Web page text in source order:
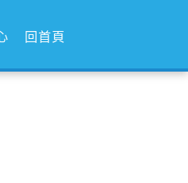
回首頁